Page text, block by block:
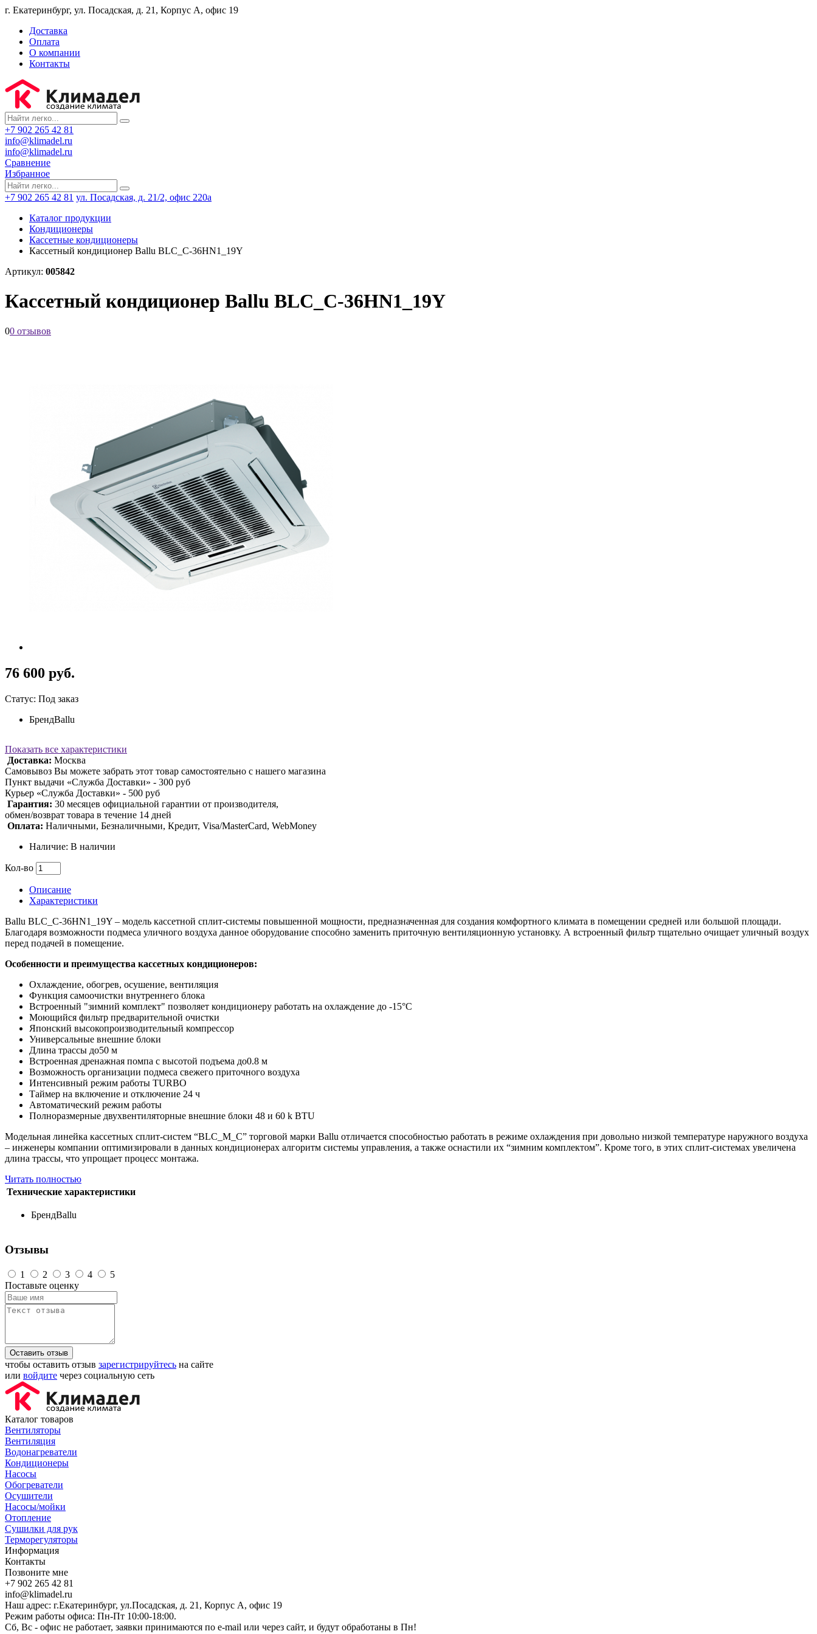
г. Екатеринбург, ул. Посадская, д. 21, Корпус А, офис 19
Доставка
Оплата
О компании
Контакты
+7 902 265 42 81
info@klimadel.ru
info@klimadel.ru
Сравнение
Избранное
+7 902 265 42 81 ул. Посадская, д. 21/2, офис 220а
Каталог продукции
Кондиционеры
Кассетные кондиционеры
Кассетный кондиционер Ballu BLС_С-36HN1_19Y
Артикул: 005842
Кассетный кондиционер Ballu BLС_С-36HN1_19Y
00 отзывов
76 600 руб.
Статус: Под заказ
БрендBallu
Показать все характеристики
Доставка: Москва
Самовывоз Вы можете забрать этот товар самостоятельно с нашего магазина
Пункт выдачи «Служба Доставки» - 300 руб
Курьер «Служба Доставки» - 500 руб
Гарантия: 30 месяцев официальной гарантии от производителя,
обмен/возврат товара в течение 14 дней
Оплата: Наличными, Безналичными, Кредит, Visa/MasterCard, WebMoney
Наличие: В наличии
Кол-во
Описание
Характеристики
Ballu BLС_С-36HN1_19Y – модель кассетной сплит-системы повышенной мощности, предназначенная для создания комфортного климата в помещении средней или большой площади.
Благодаря возможности подмеса уличного воздуха данное оборудование способно заменить приточную вентиляционную установку. А встроенный фильтр тщательно очищает уличный воздух
перед подачей в помещение.
Особенности и преимущества кассетных кондиционеров:
Охлаждение, обогрев, осушение, вентиляция
Функция самоочистки внутреннего блока
Встроенный "зимний комплект" позволяет кондиционеру работать на охлаждение до -15°С
Моющийся фильтр предварительной очистки
Японский высокопроизводительный компрессор
Универсальные внешние блоки
Длина трассы до50 м
Встроенная дренажная помпа с высотой подъема до0.8 м
Возможность организации подмеса свежего приточного воздуха
Интенсивный режим работы TURBO
Таймер на включение и отключение 24 ч
Автоматический режим работы
Полноразмерные двухвентиляторные внешние блоки 48 и 60 k BTU
Модельная линейка кассетных сплит-систем “BLC_M_C” торговой марки Ballu отличается способностью работать в режиме охлаждения при довольно низкой температуре наружного воздуха
– инженеры компании оптимизировали в данных кондиционерах алгоритм системы управления, а также оснастили их “зимним комплектом”. Кроме того, в этих сплит-системах увеличена
длина трассы, что упрощает процесс монтажа.
Читать полностью
Технические характеристики
БрендBallu
Отзывы
1 2 3 4
5
Поставьте оценку
Оставить отзыв
чтобы оставить отзыв зарегистрируйтесь на сайте
или войдите через социальную сеть
Каталог товаров
Вентиляторы
Вентиляция
Водонагреватели
Кондиционеры
Насосы
Обогреватели
Осушители
Насосы/мойки
Отопление
Сушилки для рук
Терморегуляторы
Информация
Контакты
Позвоните мне
+7 902 265 42 81
info@klimadel.ru
Наш адрес: г.Екатеринбург, ул.Посадская, д. 21, Корпус А, офис 19
Режим работы офиса: Пн-Пт 10:00-18:00.
Сб, Вс - офис не работает, заявки принимаются по e-mail или через сайт, и будут обработаны в Пн!